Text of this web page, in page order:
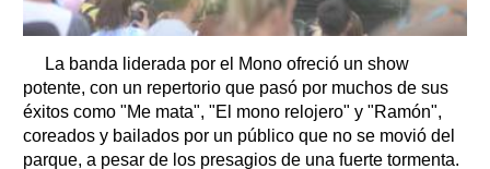
La banda liderada por el Mono ofreció un show
potente, con un repertorio que pasó por muchos de sus
éxitos como "Me mata", "El mono relojero" y "Ramón",
coreados y bailados por un público que no se movió del
parque, a pesar de los presagios de una fuerte tormenta.